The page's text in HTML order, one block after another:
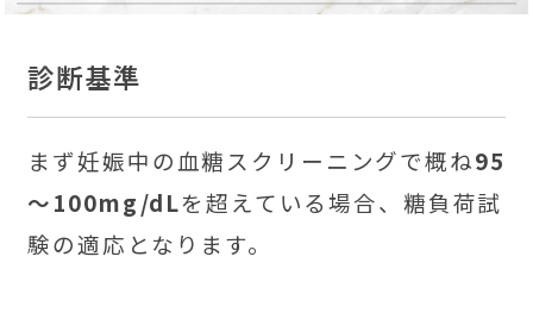
診断基準
まず妊娠中の血糖スクリーニングで概ね95
～100mg/dLを超えている場合、糖負荷試
験の適応となります。